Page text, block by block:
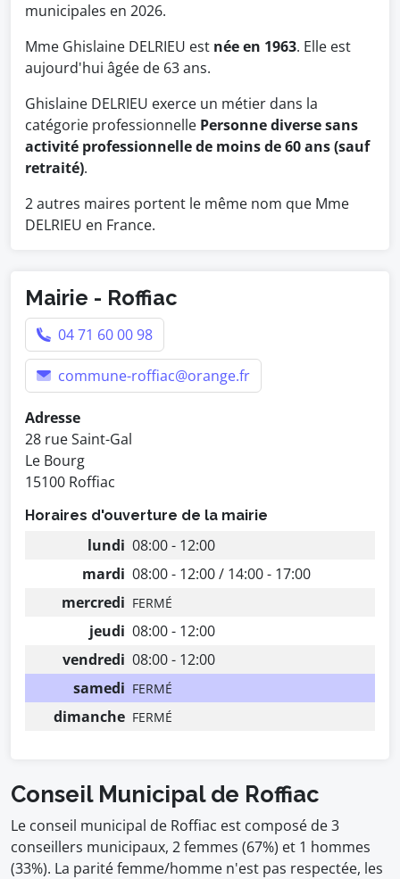
municipales en 2026.
Mme Ghislaine DELRIEU est née en 1963. Elle est
aujourd'hui âgée de 63 ans.
Ghislaine DELRIEU exerce un métier dans la
catégorie professionnelle Personne diverse sans
activité professionnelle de moins de 60 ans (sauf
retraité).
2 autres maires portent le même nom que Mme
DELRIEU en France.
Mairie - Roffiac
04 71 60 00 98
commune-roffiac@orange.fr
Adresse
28 rue Saint-Gal
Le Bourg
15100 Roffiac
Horaires d'ouverture de la mairie
lundi 08:00 - 12:00
mardi 08:00 - 12:00 / 14:00 - 17:00
mercredi FERMÉ
jeudi 08:00 - 12:00
vendredi 08:00 - 12:00
samedi FERMÉ
dimanche FERMÉ
Conseil Municipal de Roffiac
Le conseil municipal de Roffiac est composé de 3
conseillers municipaux, 2 femmes (67%) et 1 hommes
(33%). La parité femme/homme n'est pas respectée, les